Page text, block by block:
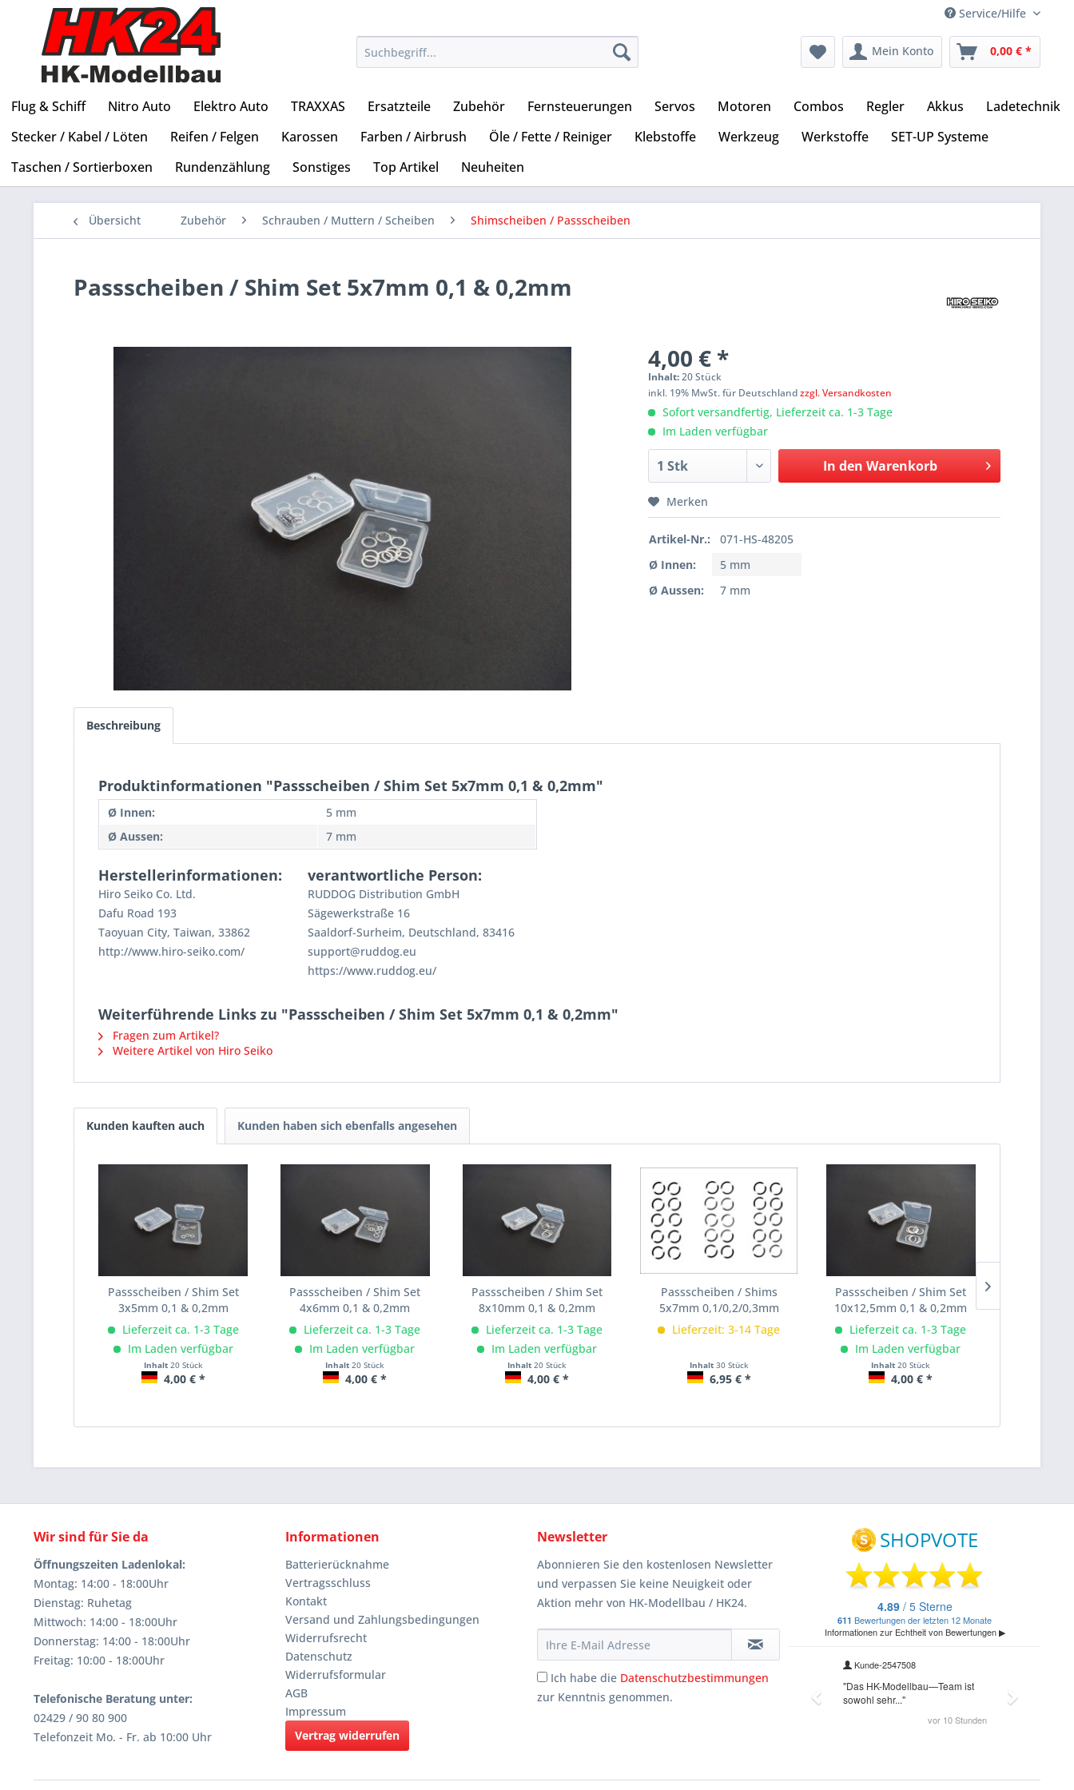
Service/Hilfe
Mein Konto 0,00 € *
Flug & Schiff Nitro Auto Elektro Auto TRAXXAS Ersatzteile Zubehör Fernsteuerungen Servos Motoren Combos Regler Akkus
Ladetechnik
Stecker / Kabel / Löten
Reifen / Felgen Karossen Farben / Airbrush Öle / Fette / Reiniger Klebstoffe Werkzeug Werkstoffe
SET-UP Systeme
Taschen / Sortierboxen
Rundenzählung Sonstiges Top Artikel Neuheiten
Übersicht Zubehör Schrauben / Muttern / Scheiben Shimscheiben / Passscheiben
Passscheiben / Shim Set 5x7mm 0,1 & 0,2mm
4,00 € *
Inhalt:20 Stück
inkl. 19% MwSt. für Deutschlandzzgl. Versandkosten
Sofort versandfertig, Lieferzeit ca. 1-3 Tage
Im Laden verfügbar
In den Warenkorb
Merken
Artikel-Nr.:
071-HS-48205
Ø Innen:
5 mm
Ø Aussen:
7 mm
Beschreibung
Produktinformationen "Passscheiben / Shim Set 5x7mm 0,1 & 0,2mm"
Ø Innen:
5 mm
Ø Aussen:
7 mm
Herstellerinformationen:
Hiro Seiko Co. Ltd.
Dafu Road 193
Taoyuan City, Taiwan, 33862
http://www.hiro-seiko.com/
verantwortliche Person:
RUDDOG Distribution GmbH
Sägewerkstraße 16
Saaldorf-Surheim, Deutschland, 83416
support@ruddog.eu
https://www.ruddog.eu/
Weiterführende Links zu "Passscheiben / Shim Set 5x7mm 0,1 & 0,2mm"
Fragen zum Artikel?
Weitere Artikel von Hiro Seiko
Kunden kauften auch Kunden haben sich ebenfalls angesehen
Passscheiben / Shim Set
3x5mm 0,1 & 0,2mm
Lieferzeit ca. 1-3 Tage
Im Laden verfügbar
Inhalt 20 Stück
4,00 € *
Passscheiben / Shim Set
4x6mm 0,1 & 0,2mm
Lieferzeit ca. 1-3 Tage
Im Laden verfügbar
Inhalt20 Stück
4,00 € *
Passscheiben / Shim Set
8x10mm 0,1 & 0,2mm
Lieferzeit ca. 1-3 Tage
Im Laden verfügbar
Inhalt 20 Stück
4,00 € *
Passscheiben / Shims
5x7mm 0,1/0,2/0,3mm
Lieferzeit: 3-14 Tage
Inhalt 30 Stück
6,95 € *
Passscheiben / Shim Set
10x12,5mm 0,1 & 0,2mm
Lieferzeit ca. 1-3 Tage
Im Laden verfügbar
Inhalt20 Stück
4,00 € *
Wir sind für Sie da
Öffnungszeiten Ladenlokal:
Montag: 14:00 - 18:00Uhr
Dienstag: Ruhetag
Mittwoch: 14:00 - 18:00Uhr
Donnerstag: 14:00 - 18:00Uhr
Freitag: 10:00 - 18:00Uhr
Telefonische Beratung unter:
02429 / 90 80 900
Telefonzeit Mo. - Fr. ab 10:00 Uhr
Informationen
Batterierücknahme
Vertragsschluss
Kontakt
Versand und Zahlungsbedingungen
Widerrufsrecht
Datenschutz
Widerrufsformular
AGB
Impressum
Vertrag widerrufen
Newsletter
Abonnieren Sie den kostenlosen Newsletter
und verpassen Sie keine Neuigkeit oder
Aktion mehr von HK-Modellbau / HK24.
Ich habe die Datenschutzbestimmungen
zur Kenntnis genommen.